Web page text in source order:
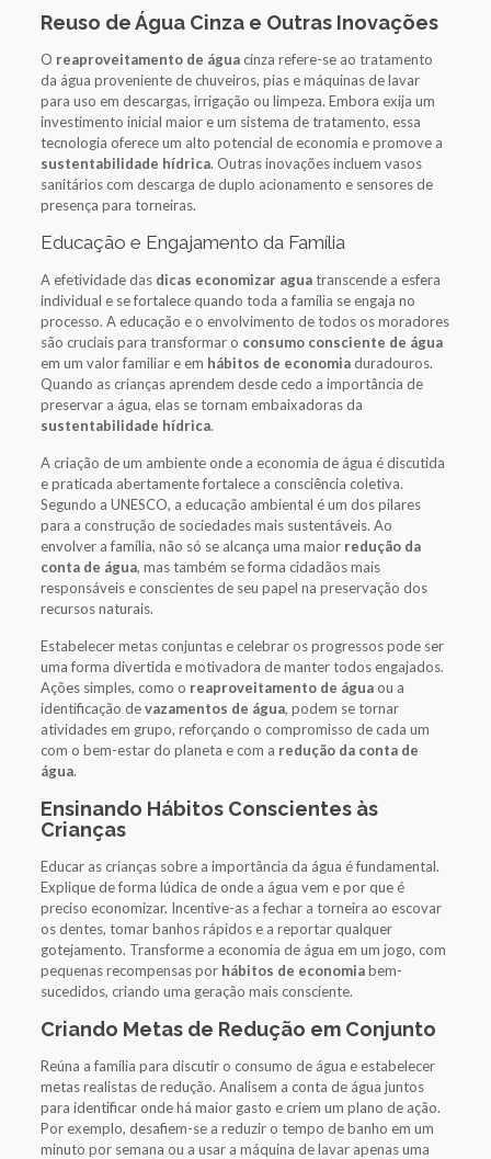
Reuso de Água Cinza e Outras Inovações
O reaproveitamento de águacinza refere-se ao tratamento
da água proveniente de chuveiros, pias e máquinas de lavar
para uso em descargas, irrigação ou limpeza. Embora exija um
investimento inicial maior e um sistema de tratamento, essa
tecnologia oferece um alto potencial de economia e promove a
sustentabilidade hídrica. Outras inovações incluem vasos
sanitários com descarga de duplo acionamento e sensores de
presença para torneiras.
Educação e Engajamento da Família
A efetividade das dicas economizar aguatranscende a esfera
individual e se fortalece quando toda a família se engaja no
processo. A educação e o envolvimento de todos os moradores
são cruciais para transformar o consumo consciente de água
em um valor familiar e em hábitos de economiaduradouros.
Quando as crianças aprendem desde cedo a importância de
preservar a água, elas se tornam embaixadoras da
sustentabilidade hídrica.
A criação de um ambiente onde a economia de água é discutida
e praticada abertamente fortalece a consciência coletiva.
Segundo a UNESCO, a educação ambiental é um dos pilares
para a construção de sociedades mais sustentáveis. Ao
envolver a família, não só se alcança uma maior redução da
conta de água, mas também se forma cidadãos mais
responsáveis e conscientes de seu papel na preservação dos
recursos naturais.
Estabelecer metas conjuntas e celebrar os progressos pode ser
uma forma divertida e motivadora de manter todos engajados.
Ações simples, como o reaproveitamento de águaou a
identificação devazamentos de água, podem se tornar
atividades em grupo, reforçando o compromisso de cada um
com o bem-estar do planeta e com a redução da conta de
água.
Ensinando Hábitos Conscientes às
Crianças
Educar as crianças sobre a importância da água é fundamental.
Explique de forma lúdica de onde a água vem e por que é
preciso economizar. Incentive-as a fechar a torneira ao escovar
os dentes, tomar banhos rápidos e a reportar qualquer
gotejamento. Transforme a economia de água em um jogo, com
pequenas recompensas por hábitos de economiabem-
sucedidos, criando uma geração mais consciente.
Criando Metas de Redução em Conjunto
Reúna a família para discutir o consumo de água e estabelecer
metas realistas de redução. Analisem a conta de água juntos
para identificar onde há maior gasto e criem um plano de ação.
Por exemplo, desafiem-se a reduzir o tempo de banho em um
minuto por semana ou a usar a máquina de lavar apenas uma